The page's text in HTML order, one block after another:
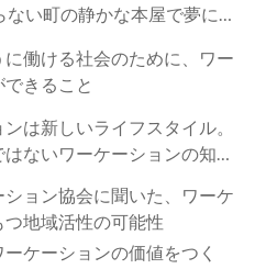
ない町の静かな本屋で夢に近
働ける社会のために、ワー
きること
は新しいライフスタイル。
ないワーケーションの知ら
ション協会に聞いた、ワーケ
つ地域活性の可能性
ケーションの価値をつく